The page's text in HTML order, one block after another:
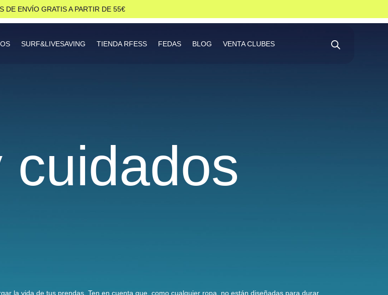
DE ENVÍO GRATIS A PARTIR DE 55€
SURF&LIVESAVING TIENDA RFESS FEDAS BLOG VENTA CLUBES
cuidados
la vida de tus prendas. Ten en cuenta que, como cualquier ropa, no están diseñadas para durar